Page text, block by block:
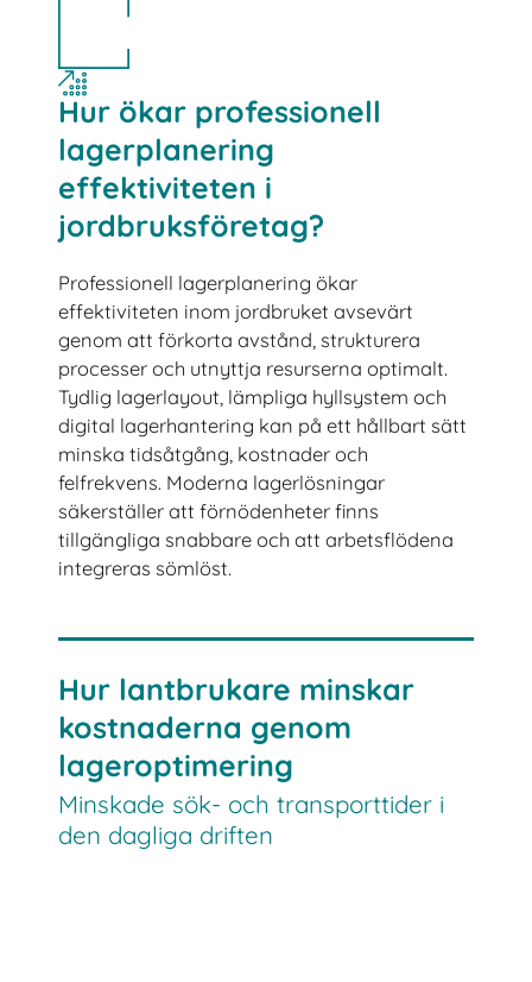
Hur ökar professionell
lagerplanering
effektiviteten i
jordbruksföretag?
Professionell lagerplanering ökar
effektiviteten inom jordbruket avsevärt
genom att förkorta avstånd, strukturera
processer och utnyttja resurserna optimalt.
Tydlig lagerlayout, lämpliga hyllsystem och
digital lagerhantering kan på ett hållbart sätt
minska tidsåtgång, kostnader och
felfrekvens. Moderna lagerlösningar
säkerställer att förnödenheter finns
tillgängliga snabbare och att arbetsflödena
integreras sömlöst.
Hur lantbrukare minskar
kostnaderna genom
lageroptimering
Minskade sök- och transporttider i
den dagliga driften